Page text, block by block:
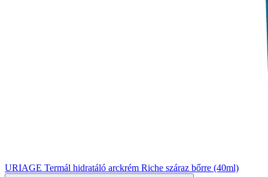
URIAGE Termál hidratáló arckrém Riche száraz bőrre (40ml)